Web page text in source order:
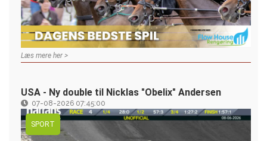
Læs mere her >
USA - Ny double til Nicklas "Obelix" Andersen
07-08-2026 07:45:00
SPORT